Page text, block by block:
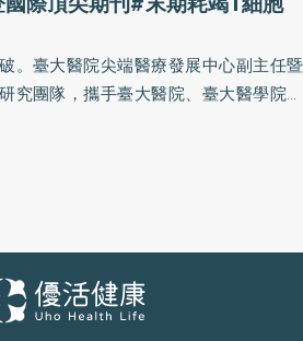
。臺大醫院尖端醫療發展中心副主任暨
究團隊，攜手臺大醫院、臺大醫學院及
學與精準醫療領域的國際研究實力。 T
清除癌細胞的核心戰力。然而，當腫瘤